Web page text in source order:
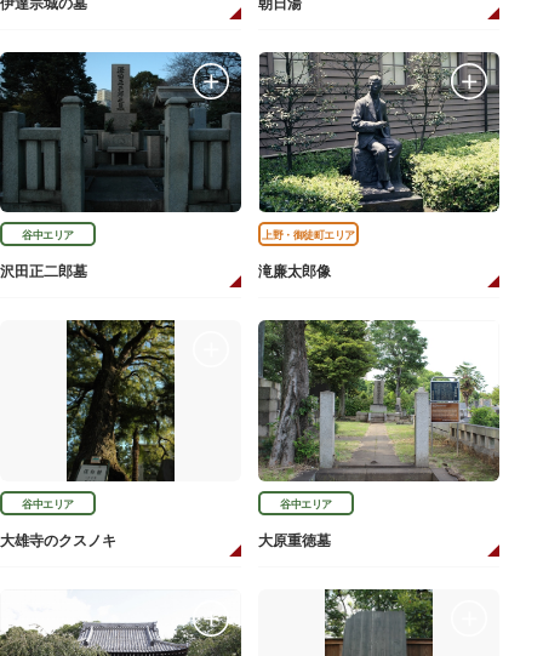
谷中エリア
沢田正二郎墓
上野・御徒町エリア
滝廉太郎像
谷中エリア
大雄寺のクスノキ
谷中エリア
大原重徳墓